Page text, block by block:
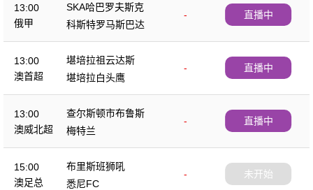
13:00
俄甲
SKA哈巴罗夫斯克
-
科斯特罗马斯巴达
直播中
13:00
澳首超
堪培拉祖云达斯
-
堪培拉白头鹰
直播中
13:00
澳威北超
查尔斯顿市布鲁斯
-
梅特兰
直播中
15:00
澳足总
布里斯班狮吼
-
悉尼FC
未开始